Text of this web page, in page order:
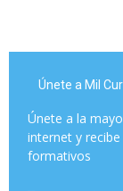
Únete a Mil
Únete a la
internet y
formativos